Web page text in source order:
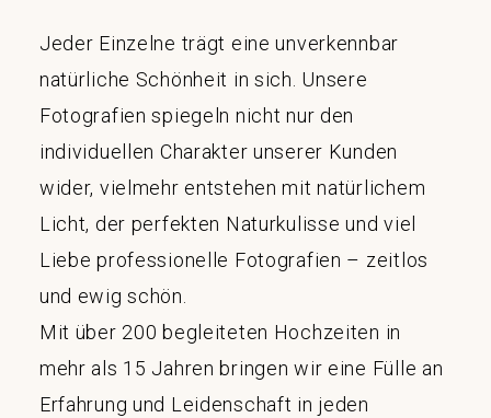
Jeder Einzelne trägt eine unverkennbar
natürliche Schönheit in sich. Unsere
Fotografien spiegeln nicht nur den
individuellen Charakter unserer Kunden
wider, vielmehr entstehen mit natürlichem
Licht, der perfekten Naturkulisse und viel
Liebe professionelle Fotografien – zeitlos
und ewig schön.
Mit über 200 begleiteten Hochzeiten in
mehr als 15 Jahren bringen wir eine Fülle an
Erfahrung und Leidenschaft in jeden